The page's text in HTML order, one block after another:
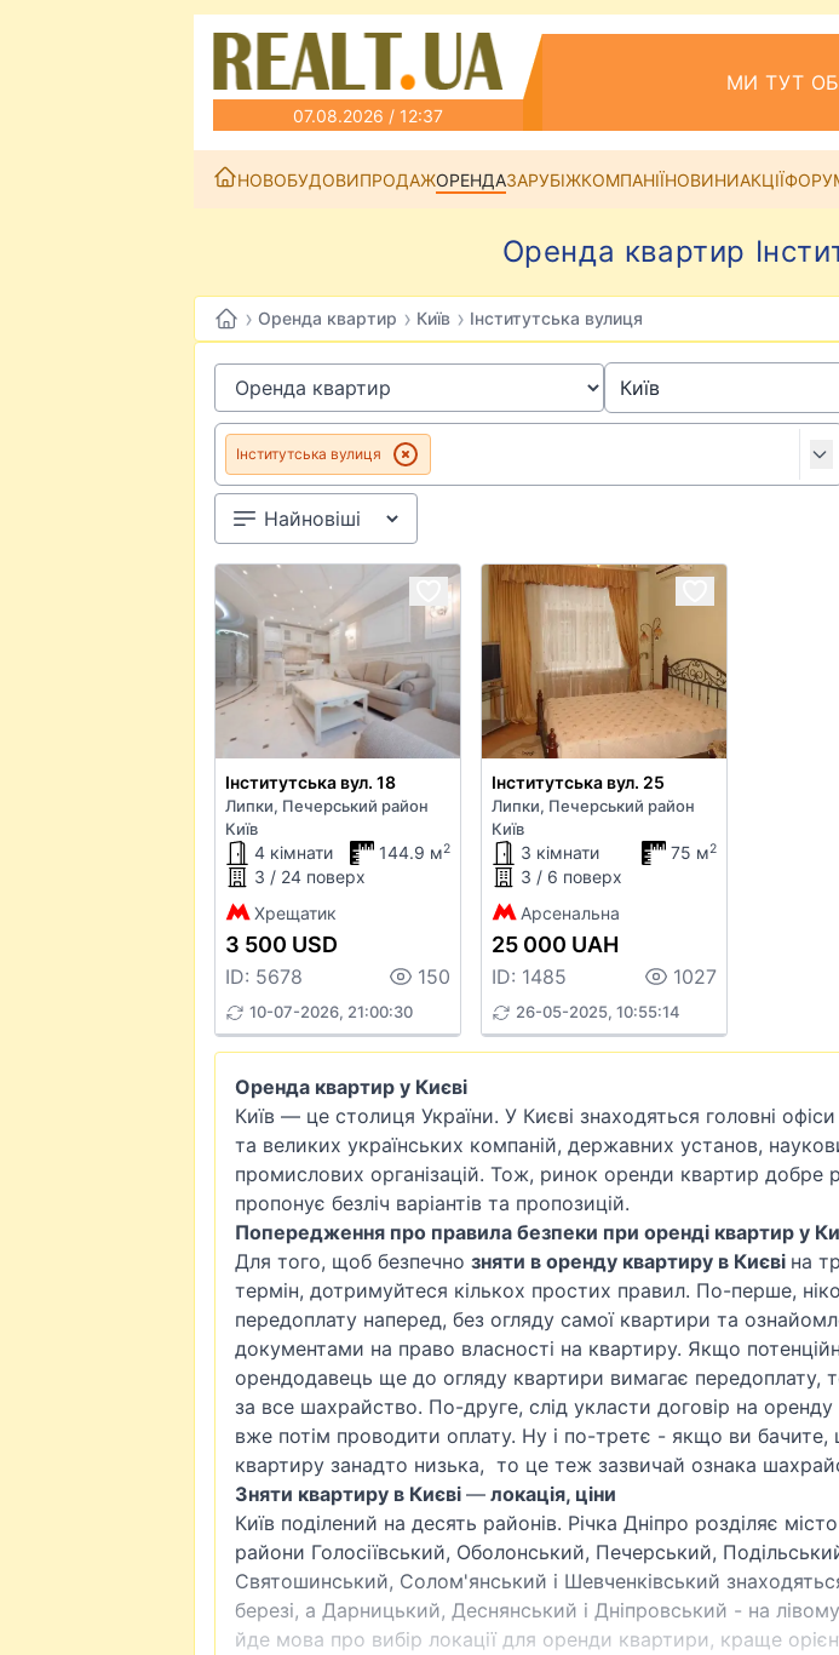
07.08.2026 / 12:37
МИ ТУТ
НОВОБУДОВИПРОДАЖОРЕНДАЗАРУБІЖКОМПАНІЇНОВИНИАКЦІЇ
Оренда квартир
› Оренда квартир › Київ › Інститутська вулиця
Інститутська вулиця
Інститутська вул. 18
Липки, Печерський район
Київ
4 кімнати 144.9 м2
3 / 24 поверх
Хрещатик
3 500 USD
ID: 5678 150
10-07-2026, 21:00:30
Інститутська вул. 25
Липки, Печерський район
Київ
3 кімнати 75 м2
3 / 6 поверх
Арсенальна
25 000 UAH
ID: 1485 1027
26-05-2025, 10:55:14
Оренда квартир у Києві
Київ — це столиця України. У Києві знаходяться головні
та великих українських компаній, державних установ,
промислових організацій. Тож, ринок оренди квартир добре
пропонує безліч варіантів та пропозицій.
Попередження про правила безпеки при оренді квартир у
Для того, щоб безпечно зняти в оренду квартиру в Києві на
термін, дотримуйтеся кількох простих правил. По-перше,
передоплату наперед, без огляду самої квартири та
документами на право власності на квартиру. Якщо
орендодавець ще до огляду квартири вимагає передоплату,
за все шахрайство. По-друге, слід укласти договір на
вже потім проводити оплату. Ну і по-третє - якщо ви бачите,
квартиру занадто низька, то це теж зазвичай ознака
Зняти квартиру в Києві — локація, ціни
Київ поділений на десять районів. Річка Дніпро розділяє
райони Голосіївський, Оболонський, Печерський,
Святошинський, Солом'янський і Шевченківський
березі, а Дарницький, Деснянський і Дніпровський - на
йде мова про вибір локації для оренди квартири, краще